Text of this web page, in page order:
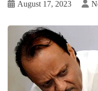
August 17, 2023